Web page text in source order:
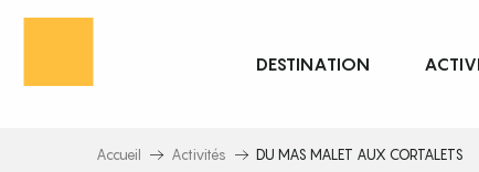
Aller
principal
DESTINATION
Accueil Activités DU MAS MALET AUX CORTALETS